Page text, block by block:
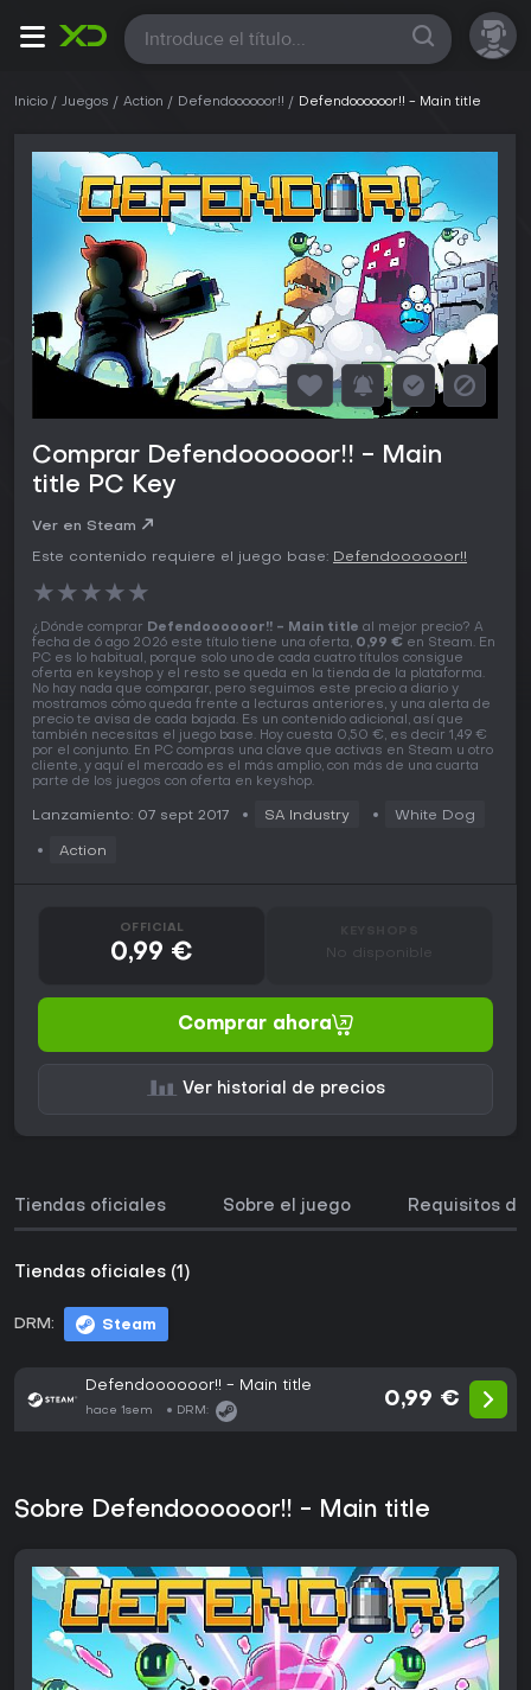
Todas
Inicio Juegos Action Defendoooooor!! Defendoooooor!! - Main title
Comprar Defendoooooor!! - Main
title PC Key
Ver en Steam
Este contenido requiere el juego base: Defendoooooor!!
★★★★★
¿Dónde comprar Defendoooooor!! - Main title al mejor precio? A
fecha de 6 ago 2026 este título tiene una oferta, 0,99 € en Steam. En
PC es lo habitual, porque solo uno de cada cuatro títulos consigue
oferta en keyshop y el resto se queda en la tienda de la plataforma.
No hay nada que comparar, pero seguimos este precio a diario y
mostramos cómo queda frente a lecturas anteriores, y una alerta de
precio te avisa de cada bajada. Es un contenido adicional, así que
también necesitas el juego base. Hoy cuesta 0,50 €, es decir 1,49 €
por el conjunto. En PC compras una clave que activas en Steam u otro
cliente, y aquí el mercado es el más amplio, con más de una cuarta
parte de los juegos con oferta en keyshop.
Lanzamiento: 07 sept 2017 SA Industry White Dog
Action
OFFICIAL
0,99 € No disponible
Comprar ahora
Ver historial de precios
Tiendas oficiales Sobre el juego Requisitos
Tiendas oficiales (1)
DRM: Steam
Defendoooooor!! - Main title
hace 1sem DRM:
0,99 €
Sobre Defendoooooor!! - Main title